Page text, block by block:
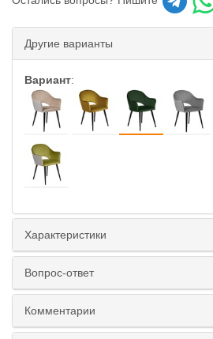
Другие варианты
Вариант:
Характеристики
Вопрос-ответ
Комментарии